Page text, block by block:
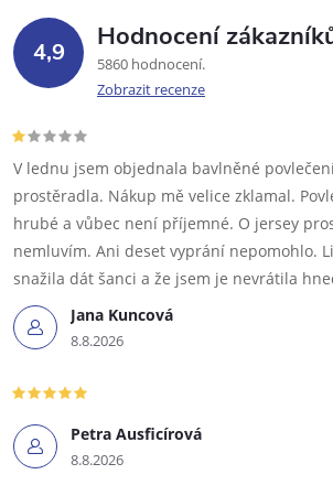
4,9 Hodnocení
5860 hodnocení
Zobrazit recenze
Jana Kuncová
8.8.2026
V lednu jsem objednala bavlněné
prostěradla. Nákup mě velice zklamal.
hrubé a vůbec není příjemné. O jersey
nemluvím. Ani deset vyprání nepomohlo.
snažila dát šanci a že jsem je nevrátila
Petra Ausficírová
8.8.2026